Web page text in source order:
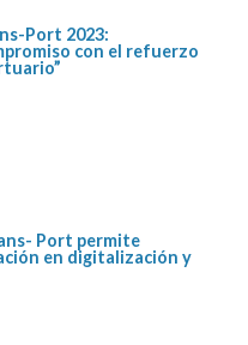
Port 2023:
con el refuerzo
Port permite
en digitalización y